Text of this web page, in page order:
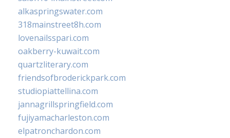
alkaspringswater.com
318mainstreet8h.com
lovenailsspari.com
oakberry-kuwait.com
quartzliterary.com
friendsofbroderickpark.com
studiopiattellina.com
jannagrillspringfield.com
fujiyamacharleston.com
elpatronchardon.com